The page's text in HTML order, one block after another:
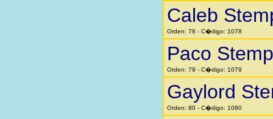
Caleb
Orden: 78 - C�digo: 1078
Paco
Orden: 79 - C�digo: 1079
Gaylord
Orden: 80 - C�digo: 1080